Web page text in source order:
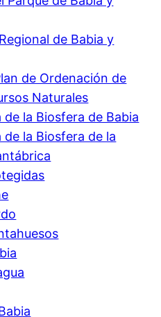
de Babia y
de Ordenación de
Naturales
de la Biosfera de Babia
de la Biosfera de la